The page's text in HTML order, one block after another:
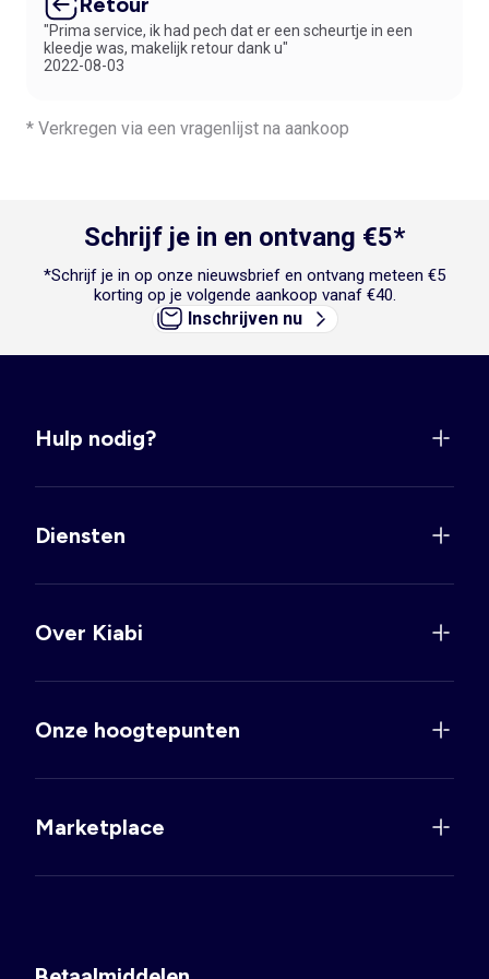
JONGENS
Ontdek hier de meest praktische suggesties:
Idee 1: Laat je zoon ons heerlijke zittende
paar behaaglijkesloffen . Eén en al comfort!
"Prima service, ik had pech dat er een scheurtje in een
kleedje was, makelijk retour dank u"
2022-08-03
* Verkregen via een vragenlijst na aankoop
Schrijf je in en ontvang €5*
*Schrijf je in op onze nieuwsbrief en ontvang meteen €5
korting op je volgende aankoop vanaf €40.
Inschrijven nu
Hulp nodig?
Diensten
Over Kiabi
Onze hoogtepunten
Marketplace